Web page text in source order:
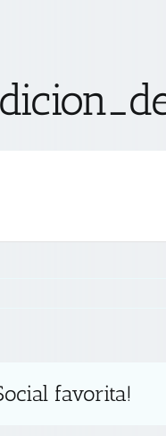
favorita!